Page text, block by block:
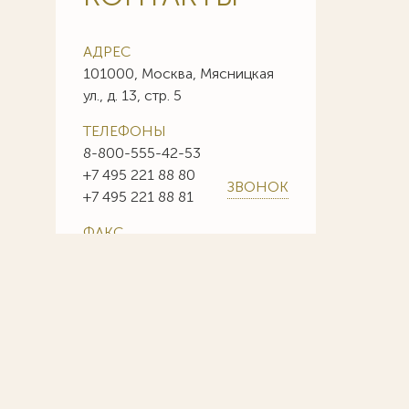
АДРЕС
101000, Москва, Мясницкая
ул., д. 13, стр. 5
ТЕЛЕФОНЫ
8-800-555-42-53
+7 495 221 88 80
+7 495 221 88 81
ЗВОНОК
ФАКС